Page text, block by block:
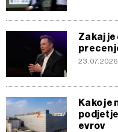
Zakaj je
23.07.2026
Kako je
evrov